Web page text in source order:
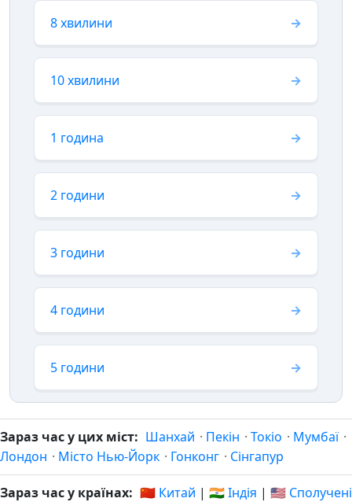
8 хвилини
10 хвилини
1 година
2 години
3 години
4 години
5 години
Зараз час у цих міст: Шанхай · Пекін · Токіо · Мумбаї ·
Лондон · Місто Нью-Йорк · Гонконг · Сінгапур
Зараз час у країнах: 🇨🇳 Китай | 🇮🇳 Індія | 🇺🇸 Сполучені